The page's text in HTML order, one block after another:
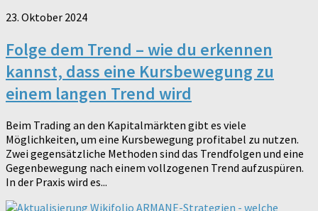
23. Oktober 2024
Folge dem Trend – wie du erkennen
kannst, dass eine Kursbewegung zu
einem langen Trend wird
Beim Trading an den Kapitalmärkten gibt es viele
Möglichkeiten, um eine Kursbewegung profitabel zu nutzen.
Zwei gegensätzliche Methoden sind das Trendfolgen und eine
Gegenbewegung nach einem vollzogenen Trend aufzuspüren.
In der Praxis wird es...